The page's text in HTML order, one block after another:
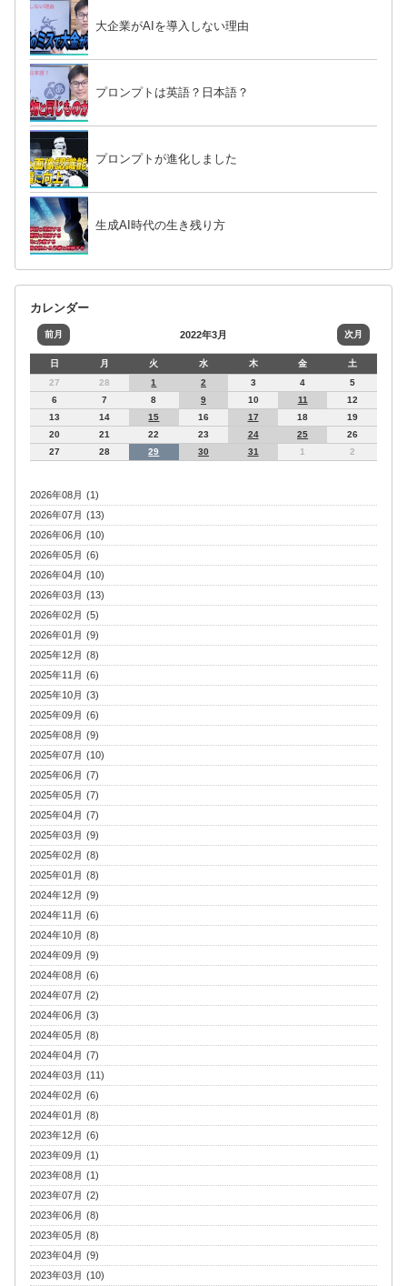
大企業がAIを導入しない理由
プロンプトは英語？日本語？
プロンプトが進化しました
生成AI時代の生き残り方
カレンダー
前月 2022年3月 次月
日 月 火 水 木 金
土
27
28 1 2 3 4
5
6
7 8 9 10 11
12
13
14 15 16 17 18
19
20
21 22 23 24 25
26
27
28 29 30 31 1 2
2026年08月 (1)
2026年07月 (13)
2026年06月 (10)
2026年05月 (6)
2026年04月 (10)
2026年03月 (13)
2026年02月 (5)
2026年01月 (9)
2025年12月 (8)
2025年11月 (6)
2025年10月 (3)
2025年09月 (6)
2025年08月 (9)
2025年07月 (10)
2025年06月 (7)
2025年05月 (7)
2025年04月 (7)
2025年03月 (9)
2025年02月 (8)
2025年01月 (8)
2024年12月 (9)
2024年11月 (6)
2024年10月 (8)
2024年09月 (9)
2024年08月 (6)
2024年07月 (2)
2024年06月 (3)
2024年05月 (8)
2024年04月 (7)
2024年03月 (11)
2024年02月 (6)
2024年01月 (8)
2023年12月 (6)
2023年09月 (1)
2023年08月 (1)
2023年07月 (2)
2023年06月 (8)
2023年05月 (8)
2023年04月 (9)
2023年03月 (10)